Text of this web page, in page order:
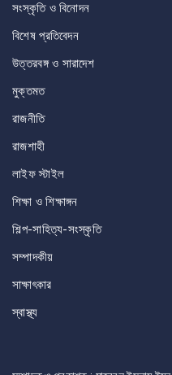
সংস্কৃতি ও বিনোদন
বিশেষ প্রতিবেদন
উত্তরবঙ্গ ও সারাদেশ
মুক্তমত
রাজনীতি
রাজশাহী
লাইফ স্টাইল
শিক্ষা ও শিক্ষাঙ্গন
শিল্প-সাহিত্য-সংস্কৃতি
সম্পাদকীয়
সাক্ষাৎকার
স্বাস্থ্য